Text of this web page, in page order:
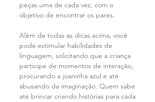
peças uma de cada vez, com o
objetivo de encontrar os pares.
Além de todas as dicas acima, você
pode estimular habilidades de
linguagem, solicitando que a criança
participe de momentos de interação,
procurando a joaninha azul e até
abusando da imaginação. Quem sabe
até brincar criando histórias para cada